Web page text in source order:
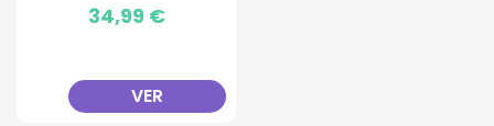
Preço
34,99 €
VER